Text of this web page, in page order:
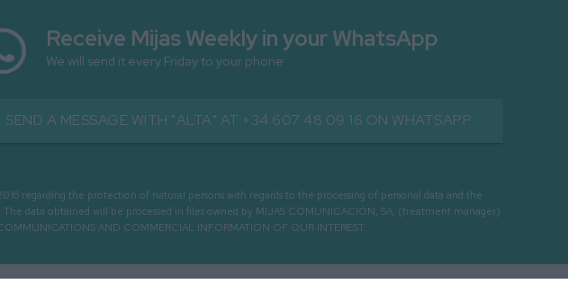
Receive Mijas Weekly in your WhatsApp
We will send it every Friday to your phone
SEND A MESSAGE WITH "ALTA" AT +34 607 48 09 16 ON WHATSAPP
regarding the protection of natural persons with regards to the processing of personal data and the
data obtained will be processed in files owned by MIJAS COMUNICACIÓN, SA, (treatment manager)
AND COMMERCIAL INFORMATION OF OUR INTEREST.